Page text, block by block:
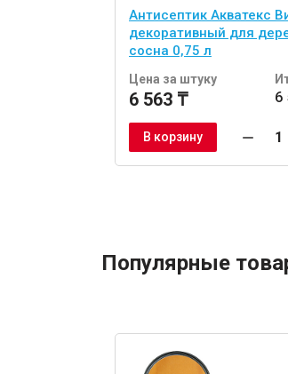
Антисептик Акватекс
декоративный для
сосна 0,75 л
Цена за штуку
6 563 ₸ 6
В корзину
Популярные